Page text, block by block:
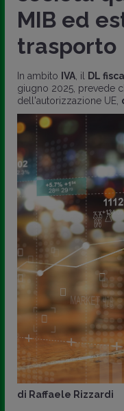
MIB ed
trasporto
In ambito IVA , il DL
giugno 2025, prevede
dell'autorizzazione UE,
di Raffaele Rizzardi